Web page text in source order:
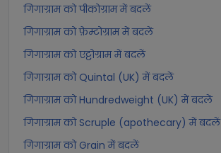
गिगाग्राम को पीकोग्राम में बदलें
गिगाग्राम को फ़ेम्टोग्राम में बदलें
गिगाग्राम को एट्टोग्राम में बदलें
गिगाग्राम को Quintal (UK) में बदलें
गिगाग्राम को Hundredweight (UK) में बदलें
गिगाग्राम को Scruple (apothecary) में बदलें
गिगाग्राम को Grain में बदलें